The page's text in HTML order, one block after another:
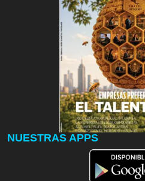
NUESTRAS APPS